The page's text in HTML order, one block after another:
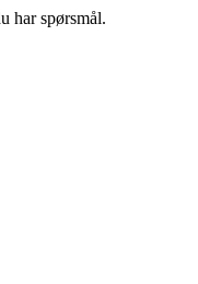
har spørsmål.